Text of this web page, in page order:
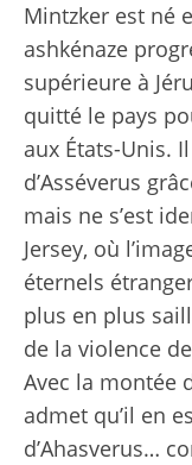
Mintzker est né
ashkénaze
supérieure à
quitté le pays
aux États-Unis.
d’Asséverus
mais ne s’est
Jersey, où
éternels
plus en plus
de la violence
Avec la montée
admet qu’il en
d’Ahasverus…